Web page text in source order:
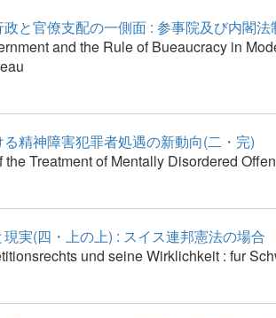
と官僚支配の一側面 : 参事院及び内閣
and the Rule of Bueaucracy in
精神障害犯罪者処遇の新動向(二・完)
the Treatment of Mentally Disordered
実(四・上の上) : スイス連邦憲法の場合
und seine Wirklichkeit : fur